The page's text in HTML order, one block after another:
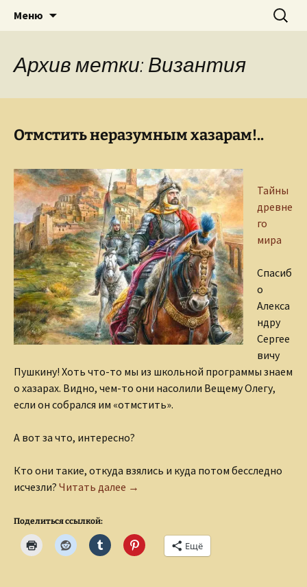
Сайт Ольги Грибановой
Творческое пространство писателя,
поэта, публициста, литературоведа
Ольги Грибановой
Меню Найти:
Архив метки: Византия
Отмстить неразумным хазарам!..
Тайны
древне
го
мира
Спасиб
о
Алекса
ндру
Сергее
вичу
Пушкину! Хоть что-то мы из школьной программы знаем
о хазарах. Видно, чем-то они насолили Вещему Олегу,
если он собрался им «отмстить».
А вот за что, интересно?
Кто они такие, откуда взялись и куда потом бесследно
исчезли? Читать далее Отмстить неразумным хазарам!..
→
Поделиться ссылкой:
Ещё